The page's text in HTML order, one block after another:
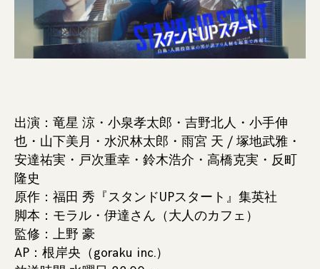
出演：竜星 涼・小泉孝太郎・吉野北人・小手伸
也・山下美月・水沢林太郎・雨宮 天 / 塚地武雅・
安達祐実・戸次重幸・鈴木浩介・高橋克実・反町
隆史
原作：福田 秀『スタンドUPスタート』集英社
脚本：モラル・伊達さん（大人のカフェ）
監修：上野 豪
AP：根岸央（goraku inc.）